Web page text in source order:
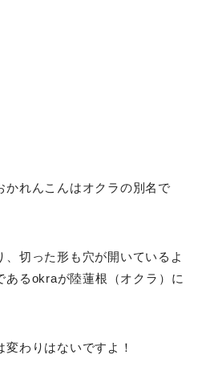
かれんこんはオクラの別名で
切った形も穴が開いているよ
あるokraが陸蓮根（オクラ）に
わりはないですよ！